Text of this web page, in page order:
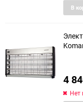
В
4
Нет